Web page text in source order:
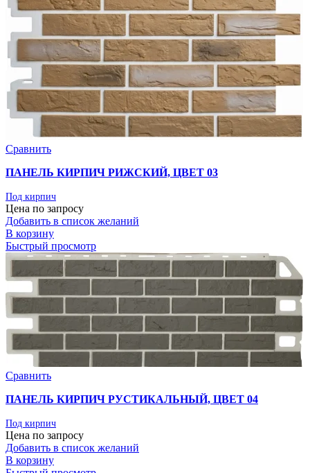
Сравнить
ПАНЕЛЬ КИРПИЧ РИЖСКИЙ, ЦВЕТ 03
Под кирпич
Цена по запросу
Добавить в список желаний
В корзину
Быстрый просмотр
Сравнить
ПАНЕЛЬ КИРПИЧ РУСТИКАЛЬНЫЙ, ЦВЕТ 04
Под кирпич
Цена по запросу
Добавить в список желаний
В корзину